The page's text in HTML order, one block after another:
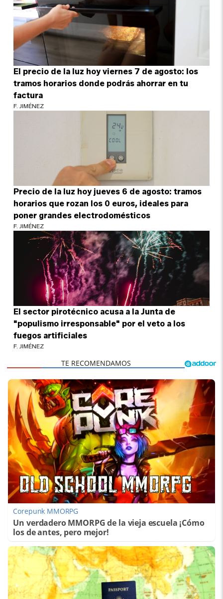
El precio de la luz hoy viernes 7 de agosto: los
tramos horarios donde podrás ahorrar en tu
factura
F. JIMÉNEZ
Precio de la luz hoy jueves 6 de agosto: tramos
horarios que rozan los 0 euros, ideales para
poner grandes electrodomésticos
F. JIMÉNEZ
El sector pirotécnico acusa a la Junta de
"populismo irresponsable" por el veto a los
fuegos artificiales
F. JIMÉNEZ
Corepunk MMORPG
Un verdadero MMORPG de la vieja escuela ¡Cómo
los de antes, pero mejor!